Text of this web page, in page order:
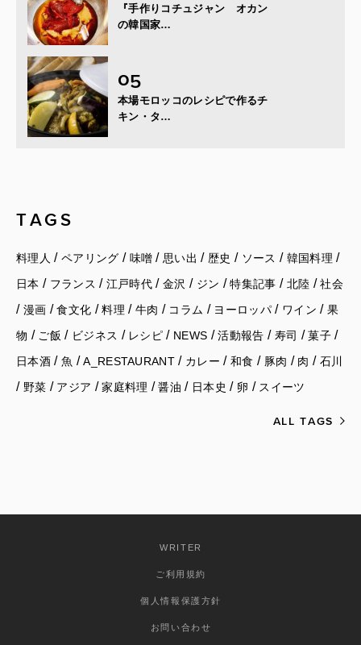
『手作りコチュジャン オカン
の韓国家…
本場モロッコのレシピで作るチ
キン・タ…
TAGS
料理人 / ペアリング / 味噌 / 思い出 / 歴史 / ソース / 韓国料理 /
日本 / フランス / 江戸時代 /金沢 / ジン /特集記事 / 北陸 /社会
/ 漫画 /食文化 /料理 / 牛肉 / コラム / ヨーロッパ/ ワイン / 果
物 / ご飯 / ビジネス / レシピ / NEWS /活動報告 / 寿司 /菓子/
日本酒/ 魚 /A_RESTAURANT / カレー / 和食 / 豚肉 / 肉 / 石川
/ 野菜 / アジア /家庭料理 /醤油 / 日本史 / 卵 / スイーツ
ALL TAGS
WRITER
ご利用規約
個人情報保護方針
お問い合わせ